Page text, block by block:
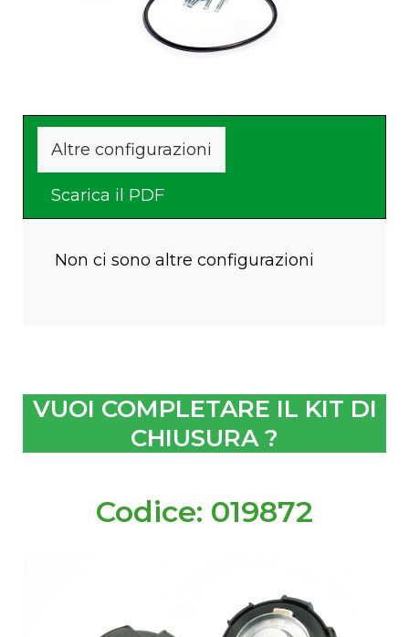
Altre configurazioni
Scarica il PDF
Non ci sono altre configurazioni
VUOI COMPLETARE IL KIT DI
CHIUSURA ?
Codice: 019872